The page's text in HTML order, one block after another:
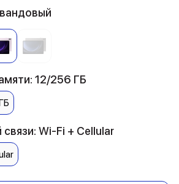
12/256 ГБ
Wi-Fi + Cellular